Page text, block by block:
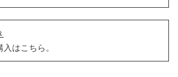
はこちら。